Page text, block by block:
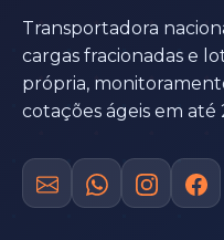
Transportadora
cargas fracionadas e
própria,
cotações ágeis em até